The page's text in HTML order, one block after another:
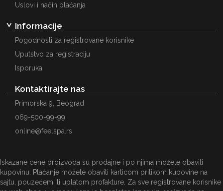
Uslovi i način plaćanja
Informacije
Pogodnosti za registrovane korisnike
Uputstvo za registraciju
Isporuka
Kontaktirajte nas
Primorska 9, Beograd
069-500-99-99
online@feelspa.rs
Iskazane cene proizvoda su prodajne i po njima možete obaviti
kupovinu. Plaćanje možete obaviti karticom prilikom kupovine na
sajtu, pouzećem ili uplatom profakture. Za sve registrovane korisnike